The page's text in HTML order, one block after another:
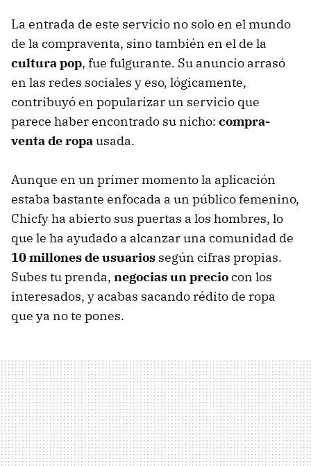
La entrada de este servicio no solo en el mundo
de la compraventa, sino también en el de la
cultura pop, fue fulgurante. Su anuncio arrasó
en las redes sociales y eso, lógicamente,
contribuyó en popularizar un servicio que
parece haber encontrado su nicho: compra-
venta de ropausada.
Aunque en un primer momento la aplicación
estaba bastante enfocada a un público femenino,
Chicfy ha abierto sus puertas a los hombres, lo
que le ha ayudado a alcanzar una comunidad de
10 millones de usuarios según cifras propias.
Subes tu prenda, negocias un preciocon los
interesados, y acabas sacando rédito de ropa
que ya no te pones.